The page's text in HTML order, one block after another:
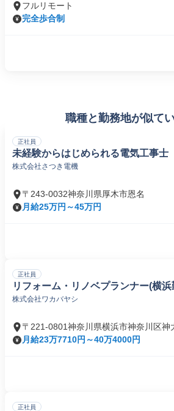
フルリモート
完全歩合制
職種と勤務地が似て
正社員
未経験からはじめられる電気工事士
株式会社さつき電機
〒243-0032神奈川県厚木市恩名
月給25万円～45万円
正社員
リフォーム・リノベプランナー(横
株式会社ワカバヤシ
〒221-0801神奈川県横浜市神奈川区神
月給23万7710円～40万4000円
正社員